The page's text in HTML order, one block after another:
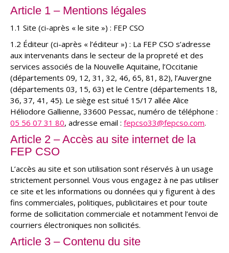
Article 1 – Mentions légales
1.1 Site (ci-après « le site ») : FEP CSO
1.2 Éditeur (ci-après « l’éditeur ») : La FEP CSO s’adresse
aux intervenants dans le secteur de la propreté et des
services associés de la Nouvelle Aquitaine, l’Occitanie
(départements 09, 12, 31, 32, 46, 65, 81, 82), l’Auvergne
(départements 03, 15, 63) et le Centre (départements 18,
36, 37, 41, 45). Le siège est situé 15/17 allée Alice
Héliodore Gallienne, 33600 Pessac, numéro de téléphone :
05 56 07 31 80, adresse email : fepcso33@fepcso.com.
Article 2 – Accès au site internet de la
FEP CSO
L’accès au site et son utilisation sont réservés à un usage
strictement personnel. Vous vous engagez à ne pas utiliser
ce site et les informations ou données qui y figurent à des
fins commerciales, politiques, publicitaires et pour toute
forme de sollicitation commerciale et notamment l’envoi de
courriers électroniques non sollicités.
Article 3 – Contenu du site